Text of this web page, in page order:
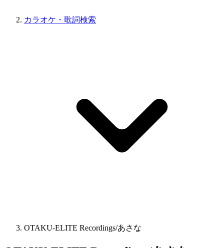
カラオケ・歌詞検索
OTAKU-ELITE Recordings/あさな